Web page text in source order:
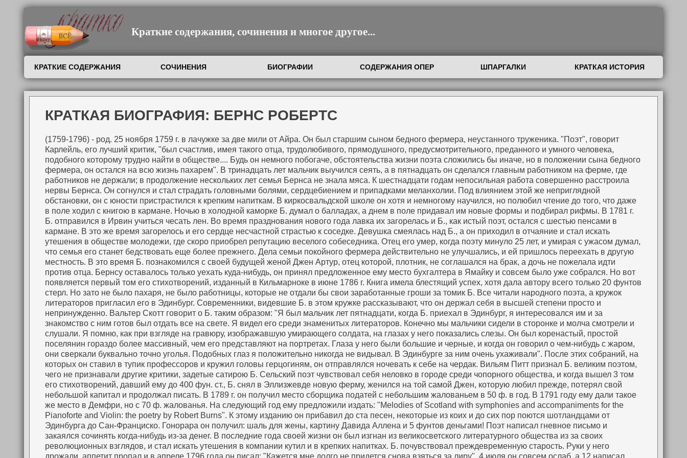
Краткие содержания, сочинения и многое другое...
КРАТКИЕ СОДЕРЖАНИЯ СОЧИНЕНИЯ БИОГРАФИИ СОДЕРЖАНИЯ ОПЕР ШПАРГАЛКИ КРАТКАЯ ИСТОРИЯ
КРАТКАЯ БИОГРАФИЯ: БЕРНС РОБЕРТС
(1759-1796) - род. 25 ноября 1759 г. в лачужке за две мили от Айра. Он был старшим сыном бедного фермера, неустанного труженика. "Поэт", говорит
Карлейль, его лучший критик, "был счастлив, имея такого отца, трудолюбивого, прямодушного, предусмотрительного, преданного и умного человека,
подобного которому трудно найти в обществе.... Будь он немного побогаче, обстоятельства жизни поэта сложились бы иначе, но в положении сына бедного
фермера, он остался на всю жизнь пахарем". В тринадцать лет мальчик выучился сеять, а в пятнадцать он сделался главным работником на ферме, где
работников не держали; в продолжение нескольких лет семья Бернса не знала мяса. К шестнадцати годам непосильная работа совершенно расстроила
нервы Бернса. Он согнулся и стал страдать головными болями, сердцебиением и припадками меланхолии. Под влиянием этой же неприглядной
обстановки, он с юности пристрастился к крепким напиткам. В киркосвальдской школе он хотя и немногому научился, но полюбил чтение до того, что даже
в поле ходил с книгою в кармане. Ночью в холодной каморке Б. думал о балладах, а днем в поле придавал им новые формы и подбирал рифмы. В 1781 г.
Б. отправился в Ирвин учиться чесать лен. Во время празднования нового года лавка их загорелась и Б., как истый поэт, остался с шестью пенсами в
кармане. В это же время загорелось и его сердце несчастной страстью к соседке. Девушка смеялась над Б., а он приходил в отчаяние и стал искать
утешения в обществе молодежи, где скоро приобрел репутацию веселого собеседника. Отец его умер, когда поэту минуло 25 лет, и умирая с ужасом думал,
что семья его станет бедствовать еще более прежнего. Дела семьи покойного фермера действительно не улучшались, и ей пришлось переехать в другую
местность. В это время Б. познакомился с своей будущей женой Джен Артур, отец которой, плотник, не соглашался на брак, а дочь не пожелала идти
против отца. Бернсу оставалось только уехать куда-нибудь, он принял предложенное ему место бухгалтера в Ямайку и совсем было уже собрался. Но вот
появляется первый том его стихотворений, изданный в Кильмарноке в июне 1786 г. Книга имела блестящий успех, хотя дала автору всего только 20 фунтов
стерл. Но зато не было пахаря, не было работницы, которые не отдали бы свои заработанные гроши за томик Б. Все читали народного поэта, а кружок
литераторов пригласил его в Эдинбург. Современники, видевшие Б. в этом кружке рассказывают, что он держал себя в высшей степени просто и
непринужденно. Вальтер Скотт говорит о Б. таким образом: "Я был мальчик лет пятнадцати, когда Б. приехал в Эдинбург, я интересовался им и за
знакомство с ним готов был отдать все на свете. Я видел его среди знаменитых литераторов. Конечно мы мальчики сидели в сторонке и молча смотрели и
слушали. Я помню, как при взгляде на гравюру, изображавшую умирающего солдата, на глазах у него показались слезы. Он был коренастый, простой
поселянин гораздо более массивный, чем его представляют на портретах. Глаза у него были большие и черные, и когда он говорил о чем-нибудь с жаром,
они сверкали буквально точно уголья. Подобных глаз я положительно никогда не видывал. В Эдинбурге за ним очень ухаживали". После этих собраний, на
которых он ставил в тупик профессоров и кружил головы герцогиням, он отправлялся ночевать к себе на чердак. Вильям Питт признал Б. великим поэтом,
чего не признавали другие критики, задетые сатирою Б. Сельский поэт чувствовал себя неловко в городе среди чопорного общества, и когда вышел 3 том
его стихотворений, давший ему до 400 фун. ст., Б. снял в Эллизжевде новую ферму, женился на той самой Джен, которую любил прежде, потерял свой
небольшой капитал и продолжал писать. В 1789 г. он получил место сборщика податей с небольшим жалованьем в 50 ф. в год. В 1791 году ему дали такое
же место в Демфри, но с 70 ф. жалованья. На следующий год ему предложили издать: "Melodies of Scotland with symphonies and accompaniments for the
Pianoforte and Violin: the poetry by Robert Burns". К этому изданию он прибавил до ста песен, некоторые из коих и до сих пор поются шотландцами от
Эдинбурга до Сан-Франциско. Гонорара он получил: шаль для жены, картину Давида Аллена и 5 фунтов деньгами! Поэт написал гневное письмо и
закаялся сочинять когда-нибудь из-за денег. В последние года своей жизни он был изгнан из великосветского литературного общества из за своих
революционных взглядов, и стал искать утешения в компании кутил и в крепких напитках. Б. почувствовал преждевременную старость. Руки у него
дрожали, аппетит пропал и в апреле 1796 года он писал: "Кажется мне долго не придется снова взяться за лиру". 4 июля он совсем ослаб, а 12 написал